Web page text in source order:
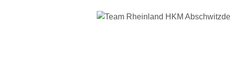
Bildergalerie überspringen